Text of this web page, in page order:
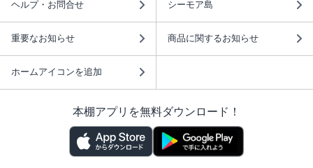
ヘルプ・お問合せ シーモア島
重要なお知らせ 商品に関するお知らせ
ホームアイコンを追加
本棚アプリを無料ダウンロード！